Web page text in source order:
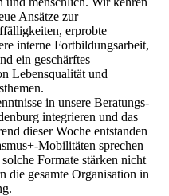
Ansätze zur
erprobte
interne Fortbildungsarbeit,
ein geschärftes
Lebensqualität und
in unsere Beratungs-
integrieren und das
dieser Woche entstanden
Mobilitäten sprechen
Formate stärken nicht
die gesamte Organisation in